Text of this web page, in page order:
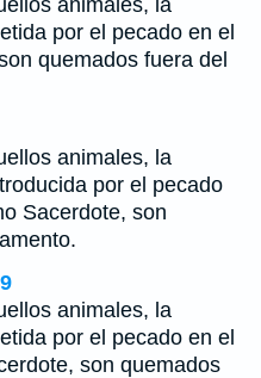
animales, la
por el pecado en el
quemados fuera del
animales, la
por el pecado
Sacerdote, son
animales, la
por el pecado en el
son quemados